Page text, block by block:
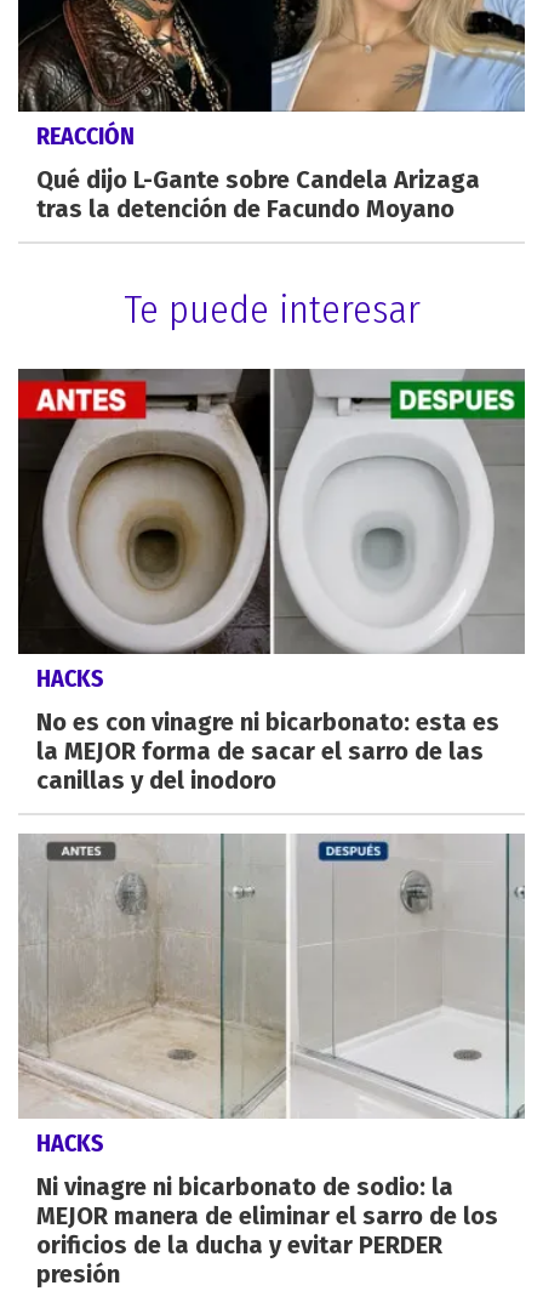
REACCIÓN
Qué dijo L-Gante sobre Candela Arizaga
tras la detención de Facundo Moyano
Te puede interesar
HACKS
No es con vinagre ni bicarbonato: esta es
la MEJOR forma de sacar el sarro de las
canillas y del inodoro
HACKS
Ni vinagre ni bicarbonato de sodio: la
MEJOR manera de eliminar el sarro de los
orificios de la ducha y evitar PERDER
presión